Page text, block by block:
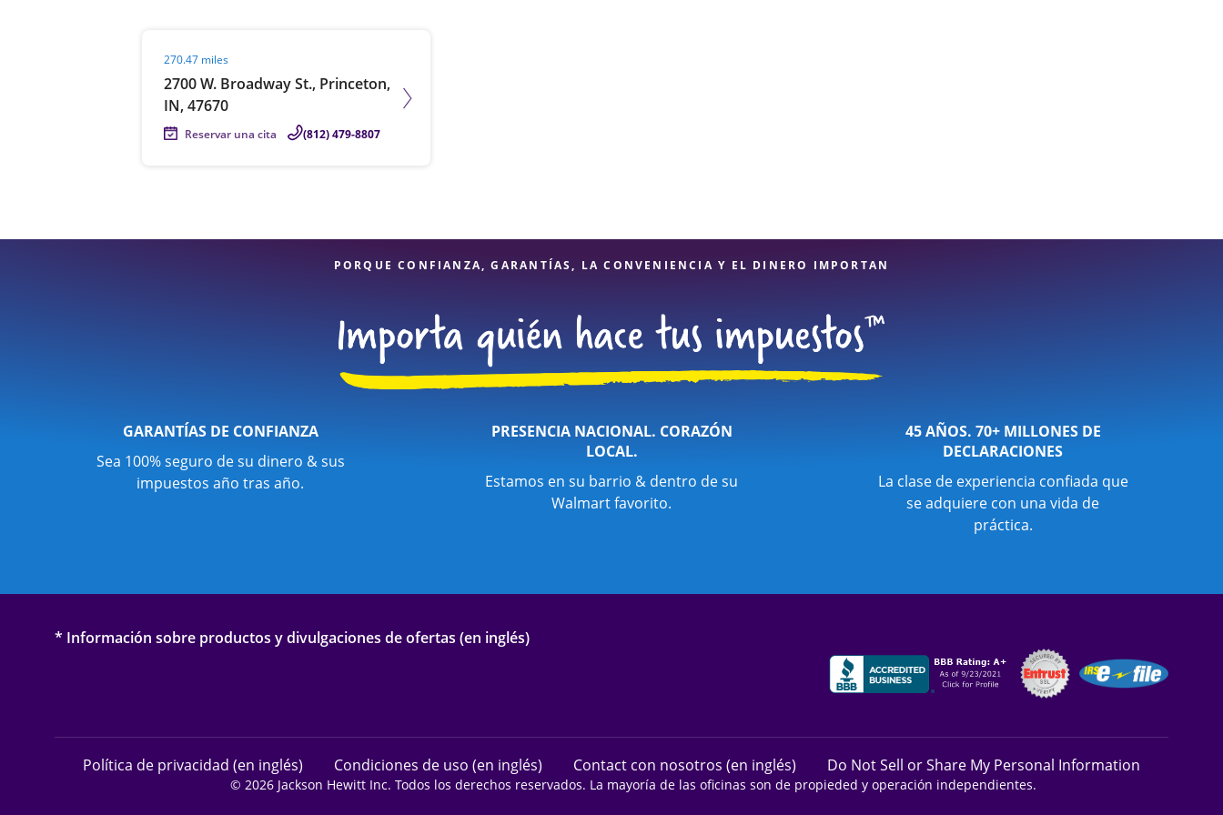
270.47 miles
2700 W. Broadway St., Princeton,
IN, 47670
Reservar una cita (812) 479-8807
PORQUE CONFIANZA, GARANTÍAS, LA CONVENIENCIA Y EL DINERO IMPORTAN
GARANTÍAS DE CONFIANZA
Sea 100% seguro de su dinero & sus
impuestos año tras año.
PRESENCIA NACIONAL. CORAZÓN
LOCAL.
Estamos en su barrio & dentro de su
Walmart favorito.
45 AÑOS. 70+ MILLONES DE
DECLARACIONES
La clase de experiencia confiada que
se adquiere con una vida de
práctica.
* Información sobre productos y divulgaciones de ofertas (en inglés)
Política de privacidad (en inglés) Condiciones de uso (en inglés) Contact con nosotros (en inglés) Do Not Sell or Share My Personal Information
© 2026 Jackson Hewitt Inc. Todos los derechos reservados. La mayoría de las oficinas son de propieded y operación independientes.